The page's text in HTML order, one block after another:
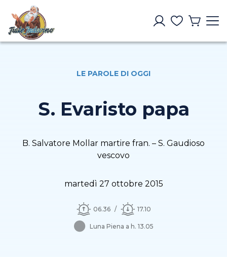
LE PAROLE DI OGGI
S. Evaristo papa
B. Salvatore Mollar martire fran. – S. Gaudioso
vescovo
martedì 27 ottobre 2015
06.36 17.10
Luna Piena a h. 13.05